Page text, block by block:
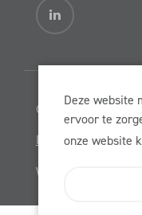
Deze website
ervoor te
onze website
© Copyright
Privacy Statement
Website: